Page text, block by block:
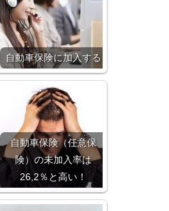
自動車保険に加入する
自動車保険（任意保
険）の未加入率は
26,2％と高い！